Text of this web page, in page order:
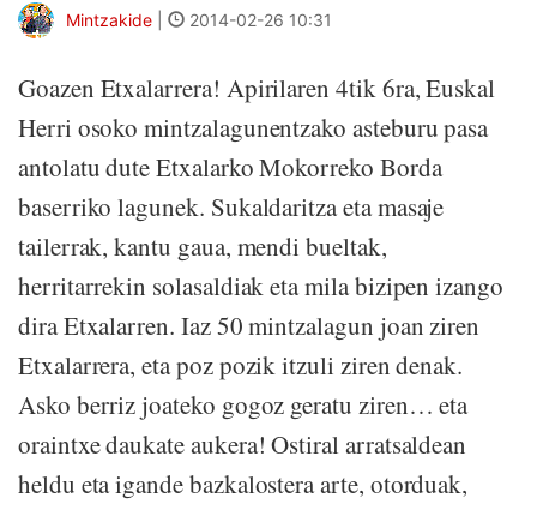
Mintzakide 2014-02-26 10:31
Goazen Etxalarrera! Apirilaren 4tik 6ra, Euskal
Herri osoko mintzalagunentzako asteburu pasa
antolatu dute Etxalarko Mokorreko Borda
baserriko lagunek. Sukaldaritza eta masaje
tailerrak, kantu gaua, mendi bueltak,
herritarrekin solasaldiak eta mila bizipen izango
dira Etxalarren. Iaz 50 mintzalagun joan ziren
Etxalarrera, eta poz pozik itzuli ziren denak.
Asko berriz joateko gogoz geratu ziren… eta
oraintxe daukate aukera! Ostiral arratsaldean
heldu eta igande bazkalostera arte, otorduak,